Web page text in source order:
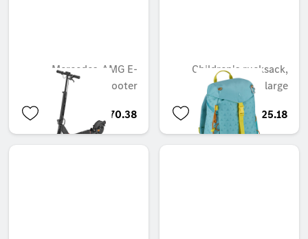
Children's rucksack,
large
QAR 525.18
Mercedes-AMG E-
Scooter
QAR 12,470.38